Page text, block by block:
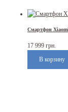
Смартфон
17 999 грн.